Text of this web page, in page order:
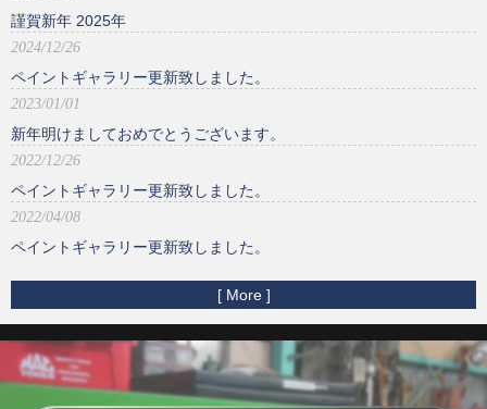
謹賀新年 2025年
2024/12/26
ペイントギャラリー更新致しました。
2023/01/01
新年明けましておめでとうございます。
2022/12/26
ペイントギャラリー更新致しました。
2022/04/08
ペイントギャラリー更新致しました。
[ More ]
facebook